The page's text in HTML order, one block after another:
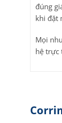
đúng
khi đặt
Mọi
hệ trực